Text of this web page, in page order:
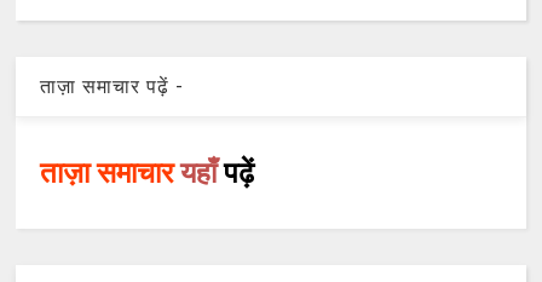
ताज़ा समाचार पढ़ें -
ताज़ा समाचारयहाँपढ़ें